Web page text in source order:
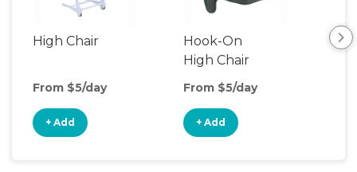
High Chair
From $5/day
+ Add
Hook-On
High Chair
From $5/day
+ Add